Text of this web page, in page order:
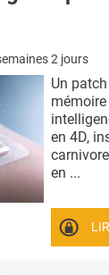
2 jours
Un
en 4D,
en ...